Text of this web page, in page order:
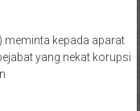
meminta kepada aparat
yang nekat korupsi